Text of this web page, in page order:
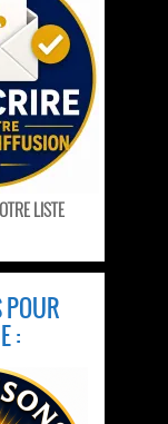
LISTE
: